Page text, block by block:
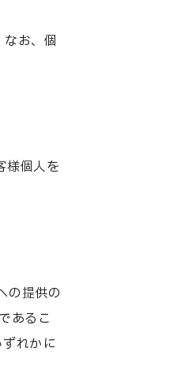
お、個
様個人を
の提供の
あるこ
れかに